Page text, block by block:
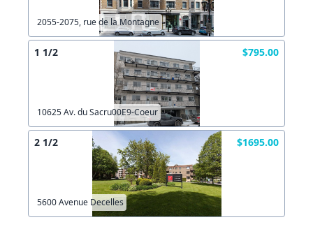
2055-2075, rue de la Montagne
1 1/2 $795.00
10625 Av. du Sacru00E9-Coeur
2 1/2 $1695.00
5600 Avenue Decelles